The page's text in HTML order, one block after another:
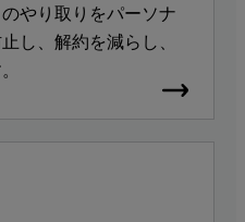
やり取りをパーソナ
し、解約を減らし、